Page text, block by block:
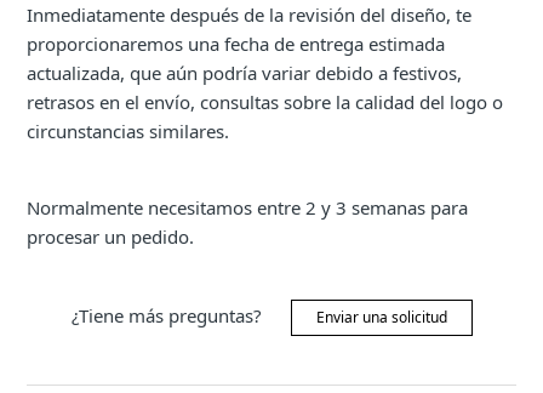
Inmediatamente después de la revisión del diseño, te
proporcionaremos una fecha de entrega estimada
actualizada, que aún podría variar debido a festivos,
retrasos en el envío, consultas sobre la calidad del logo o
circunstancias similares.
Normalmente necesitamos entre 2 y 3 semanas para
procesar un pedido.
¿Tiene más preguntas? Enviar una solicitud